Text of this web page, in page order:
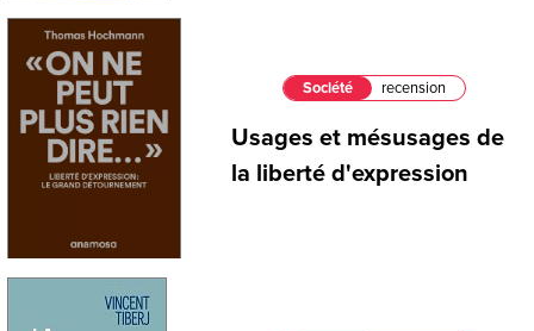
Société recension
Usages et mésusages de
la liberté d'expression